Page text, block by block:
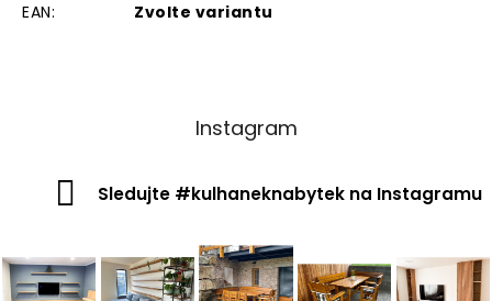
EAN: Zvolte variantu
Instagram
Sledujte #kulhaneknabytek na Instagramu